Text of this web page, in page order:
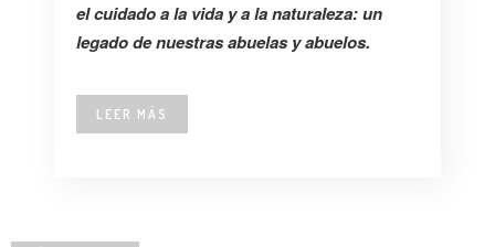
el cuidado a la vida y a la naturaleza: un
legado de nuestras abuelas y abuelos.
LEER MÁS